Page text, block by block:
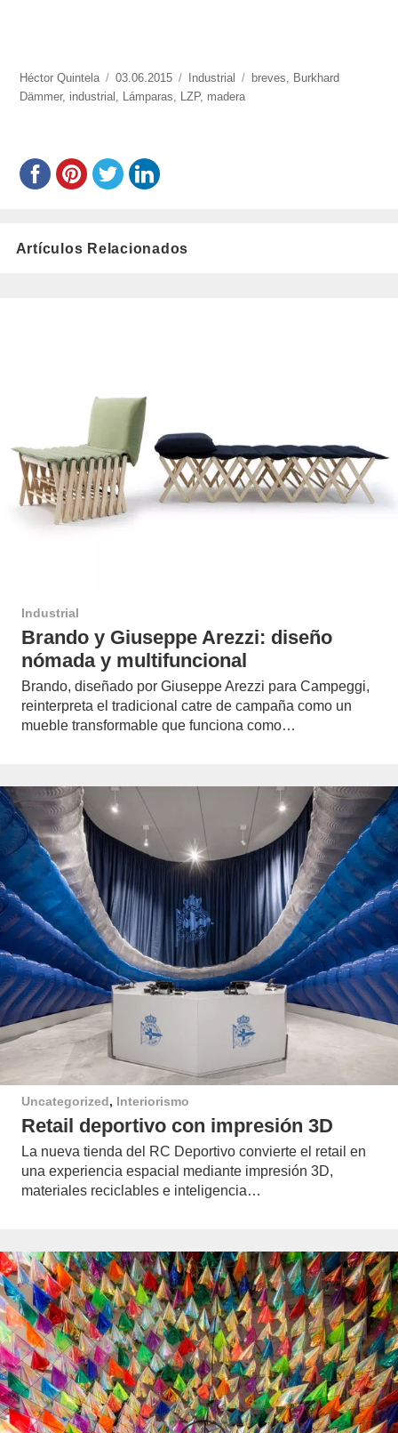
https://www.experimenta.es/author/Héctor%20Quintela/
Héctor Quintela
Publicado
el
03.06.2015 Categorías
Industrial Etiquetas
breves, Burkhard
Dämmer, industrial , Lámparas, LZP, madera
Artículos Relacionados
Industrial
Brando y Giuseppe Arezzi: diseño
nómada y multifuncional
Brando, diseñado por Giuseppe Arezzi para Campeggi,
reinterpreta el tradicional catre de campaña como un
mueble transformable que funciona como…
Uncategorized, Interiorismo
Retail deportivo con impresión 3D
La nueva tienda del RC Deportivo convierte el retail en
una experiencia espacial mediante impresión 3D,
materiales reciclables e inteligencia…